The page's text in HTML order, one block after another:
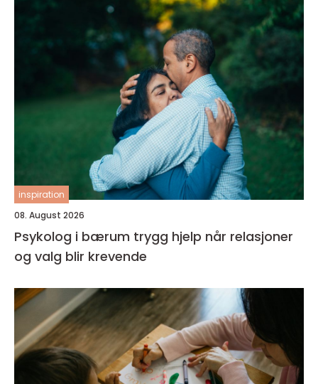
inspiration
08. August 2026
Psykolog i bærum trygg hjelp når relasjoner
og valg blir krevende